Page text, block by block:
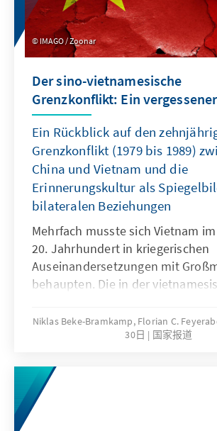
IMAGO / Zoonar
Der sino-vietnamesische
Grenzkonflikt: Ein
Ein Rückblick auf den
Grenzkonflikt (1979 bis 1989)
China und Vietnam und die
Erinnerungskultur als
bilateralen Beziehungen
Mehrfach musste sich Vietnam
20. Jahrhundert in kriegerischen
Auseinandersetzungen mit
behaupten. Die in der
dargestellten antikolonialen und
antiimperialen Befreiungskriege
1954) und die Vereinigten Staaten
von Washington unterstützte
Vietnam (Zweiter Indochina-Krieg,
Niklas Beke-Bramkamp, Florian C.
30日
国家报道